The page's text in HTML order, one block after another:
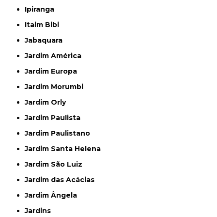
Ipiranga
Itaim Bibi
Jabaquara
Jardim América
Jardim Europa
Jardim Morumbi
Jardim Orly
Jardim Paulista
Jardim Paulistano
Jardim Santa Helena
Jardim São Luiz
Jardim das Acácias
Jardim Ângela
Jardins